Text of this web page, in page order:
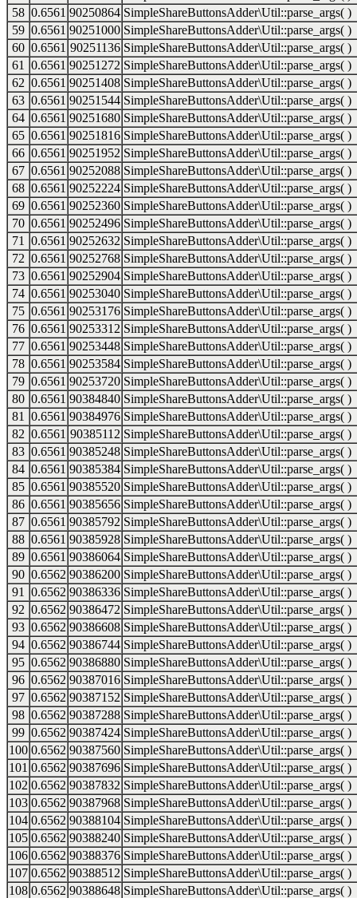
58 0.6561 90250864 SimpleShareButtonsAdder\Util::parse_args( )
59 0.6561 90251000 SimpleShareButtonsAdder\Util::parse_args( )
60 0.6561 90251136 SimpleShareButtonsAdder\Util::parse_args( )
61
0.6561 90251272 SimpleShareButtonsAdder\Util::parse_args( )
62 0.6561 90251408 SimpleShareButtonsAdder\Util::parse_args( )
63 0.6561 90251544 SimpleShareButtonsAdder\Util::parse_args( )
64 0.6561 90251680 SimpleShareButtonsAdder\Util::parse_args( )
65 0.6561 90251816 SimpleShareButtonsAdder\Util::parse_args( )
66 0.6561 90251952 SimpleShareButtonsAdder\Util::parse_args( )
67 0.6561 90252088 SimpleShareButtonsAdder\Util::parse_args( )
68 0.6561 90252224 SimpleShareButtonsAdder\Util::parse_args( )
69 0.6561 90252360 SimpleShareButtonsAdder\Util::parse_args( )
70 0.6561 90252496 SimpleShareButtonsAdder\Util::parse_args( )
71
0.6561 90252632 SimpleShareButtonsAdder\Util::parse_args( )
72 0.6561 90252768 SimpleShareButtonsAdder\Util::parse_args( )
73 0.6561 90252904 SimpleShareButtonsAdder\Util::parse_args( )
74 0.6561 90253040 SimpleShareButtonsAdder\Util::parse_args( )
75 0.6561 90253176 SimpleShareButtonsAdder\Util::parse_args( )
76 0.6561 90253312 SimpleShareButtonsAdder\Util::parse_args( )
77 0.6561 90253448 SimpleShareButtonsAdder\Util::parse_args( )
78 0.6561 90253584 SimpleShareButtonsAdder\Util::parse_args( )
79 0.6561 90253720 SimpleShareButtonsAdder\Util::parse_args( )
80 0.6561 90384840 SimpleShareButtonsAdder\Util::parse_args( )
81
0.6561 90384976 SimpleShareButtonsAdder\Util::parse_args( )
82 0.6561 90385112 SimpleShareButtonsAdder\Util::parse_args( )
83 0.6561 90385248 SimpleShareButtonsAdder\Util::parse_args( )
84 0.6561 90385384 SimpleShareButtonsAdder\Util::parse_args( )
85 0.6561 90385520 SimpleShareButtonsAdder\Util::parse_args( )
86 0.6561 90385656 SimpleShareButtonsAdder\Util::parse_args( )
87 0.6561 90385792 SimpleShareButtonsAdder\Util::parse_args( )
88 0.6561 90385928 SimpleShareButtonsAdder\Util::parse_args( )
89 0.6561 90386064 SimpleShareButtonsAdder\Util::parse_args( )
90 0.6562 90386200 SimpleShareButtonsAdder\Util::parse_args( )
91
0.6562 90386336 SimpleShareButtonsAdder\Util::parse_args( )
92 0.6562 90386472 SimpleShareButtonsAdder\Util::parse_args( )
93 0.6562 90386608 SimpleShareButtonsAdder\Util::parse_args( )
94 0.6562 90386744 SimpleShareButtonsAdder\Util::parse_args( )
95 0.6562 90386880 SimpleShareButtonsAdder\Util::parse_args( )
96 0.6562 90387016 SimpleShareButtonsAdder\Util::parse_args( )
97 0.6562 90387152 SimpleShareButtonsAdder\Util::parse_args( )
98 0.6562 90387288 SimpleShareButtonsAdder\Util::parse_args( )
99 0.6562 90387424 SimpleShareButtonsAdder\Util::parse_args( )
100 0.6562 90387560 SimpleShareButtonsAdder\Util::parse_args( )
101 0.6562 90387696 SimpleShareButtonsAdder\Util::parse_args( )
102 0.6562 90387832 SimpleShareButtonsAdder\Util::parse_args( )
103 0.6562 90387968 SimpleShareButtonsAdder\Util::parse_args( )
104 0.6562 90388104 SimpleShareButtonsAdder\Util::parse_args( )
105 0.6562 90388240 SimpleShareButtonsAdder\Util::parse_args( )
106 0.6562 90388376 SimpleShareButtonsAdder\Util::parse_args( )
107 0.6562 90388512 SimpleShareButtonsAdder\Util::parse_args( )
108 0.6562 90388648 SimpleShareButtonsAdder\Util::parse_args( )